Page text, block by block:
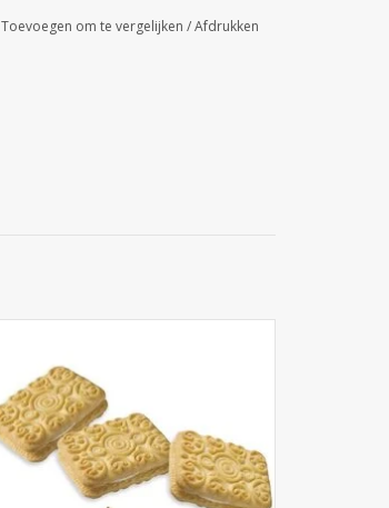
Toevoegen om te vergelijken /Afdrukken
TOEVOEGEN AAN WINKELWAGEN